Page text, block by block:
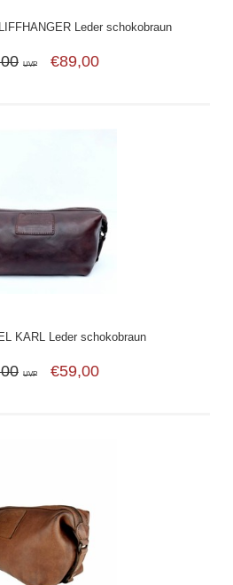
Leder schokobraun
UVP €89,00
KARL Leder schokobraun
UVP €59,00